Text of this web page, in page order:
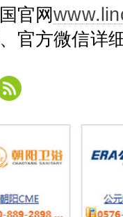
官网
官方微信详